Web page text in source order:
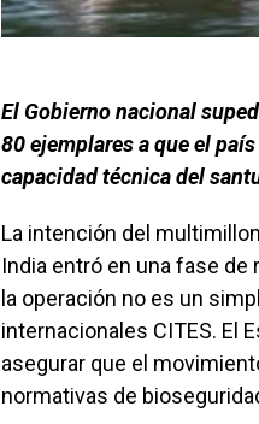
El Gobierno nacional
80 ejemplares a que el
capacidad técnica del
La intención del
India entró en una fase
la operación no es un
internacionales CITES. El
asegurar que el
normativas de